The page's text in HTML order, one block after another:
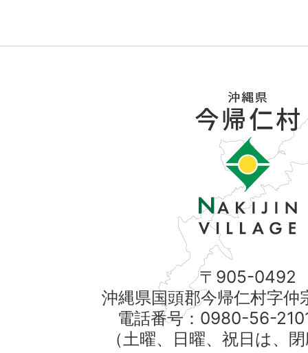
〒905-0492
沖縄県国頭郡今帰仁村字仲
電話番号：0980-56-
（土曜、日曜、祝日は、